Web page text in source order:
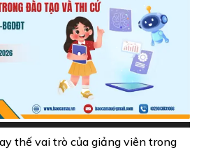
thế vai trò của giảng viên trong